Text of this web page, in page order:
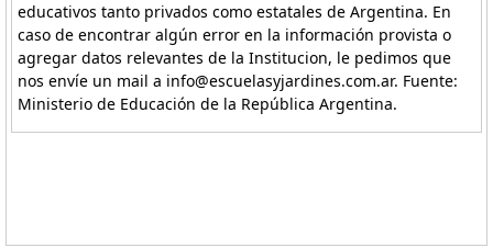
educativos tanto privados como estatales de Argentina. En
caso de encontrar algún error en la información provista o
agregar datos relevantes de la Institucion, le pedimos que
nos envíe un mail a info@escuelasyjardines.com.ar. Fuente:
Ministerio de Educación de la República Argentina.